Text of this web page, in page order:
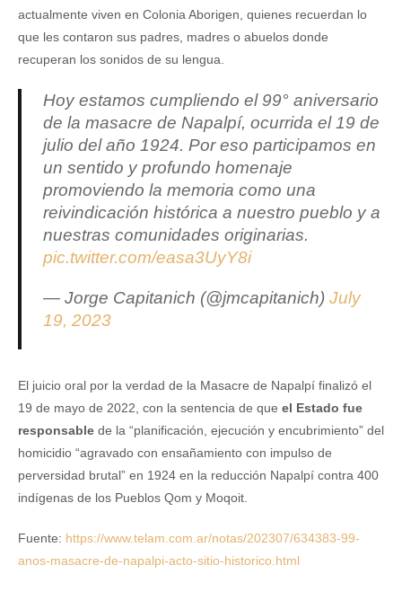
actualmente viven en Colonia Aborigen, quienes recuerdan lo
que les contaron sus padres, madres o abuelos donde
recuperan los sonidos de su lengua.
Hoy estamos cumpliendo el 99° aniversario
de la masacre de Napalpí, ocurrida el 19 de
julio del año 1924. Por eso participamos en
un sentido y profundo homenaje
promoviendo la memoria como una
reivindicación histórica a nuestro pueblo y a
nuestras comunidades originarias.
pic.twitter.com/easa3UyY8i
— Jorge Capitanich (@jmcapitanich) July
19, 2023
El juicio oral por la verdad de la Masacre de Napalpí finalizó el
19 de mayo de 2022, con la sentencia de que el Estado fue
responsable de la “planificación, ejecución y encubrimiento” del
homicidio “agravado con ensañamiento con impulso de
perversidad brutal” en 1924 en la reducción Napalpí contra 400
indígenas de los Pueblos Qom y Moqoit.
Fuente: https://www.telam.com.ar/notas/202307/634383-99-
anos-masacre-de-napalpi-acto-sitio-historico.html